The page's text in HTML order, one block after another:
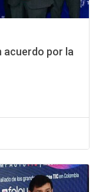
acuerdo por la